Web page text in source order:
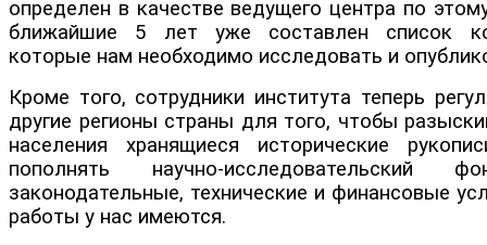
определен в качестве ведущего центра по
ближайшие 5 лет уже составлен список
которые нам необходимо исследовать и
Кроме того, сотрудники института теперь
другие регионы страны для того, чтобы
населения хранящиеся исторические
пополнять научно-
законодательные, технические и финансовые
работы у нас имеются.